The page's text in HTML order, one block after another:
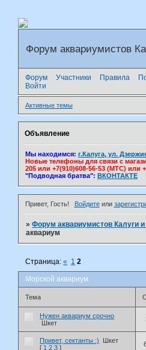
Форум аквариумистов
Форум Участники Правила
Войти
Активные темы
Объявление
Мы находимся: г.Калуга, ул.
Новые телефоны для связи с
205 или +7(910)608-56-53 (МТС) или
"Подводная братва": ВКОНТАКТЕ
Привет, Гость! Войдитеили
»Форум аквариумистов Калуги
аквариум
Морской аквариум
Страница:« 1 2
Тема
Нужен аквариум срочно
Шкет
Привет, сектанты :)
Шкет
[ 1 2 3 ]